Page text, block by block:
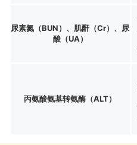
尿素氮（BUN）、肌酐（Cr）、尿
酸（UA）
丙氨酸氨基转氨酶（ALT）